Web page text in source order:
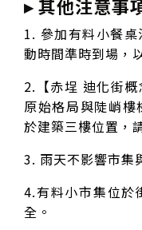
▸ 其他注意事
1. 參加有料小餐
動時間準時到場，
2.【赤埕 迪化街
原始格局與陡峭樓
於建築三樓位置，
3. 雨天不影響市集
4.有料小市集位於
全。